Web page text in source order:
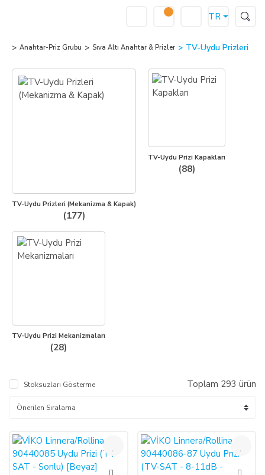
TR
Anahtar-Priz Grubu Sıva Altı Anahtar & Prizler TV-Uydu Prizleri
TV-Uydu Prizleri (Mekanizma & Kapak)
(177)
TV-Uydu Prizi Kapakları
(88)
TV-Uydu Prizi Mekanizmaları
(28)
Stoksuzları Gösterme Toplam 293 ürün
%60 %60